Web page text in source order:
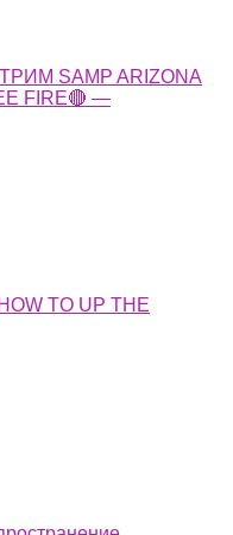
SAMP ARIZONA
FIRE🔴 —
TO UP THE